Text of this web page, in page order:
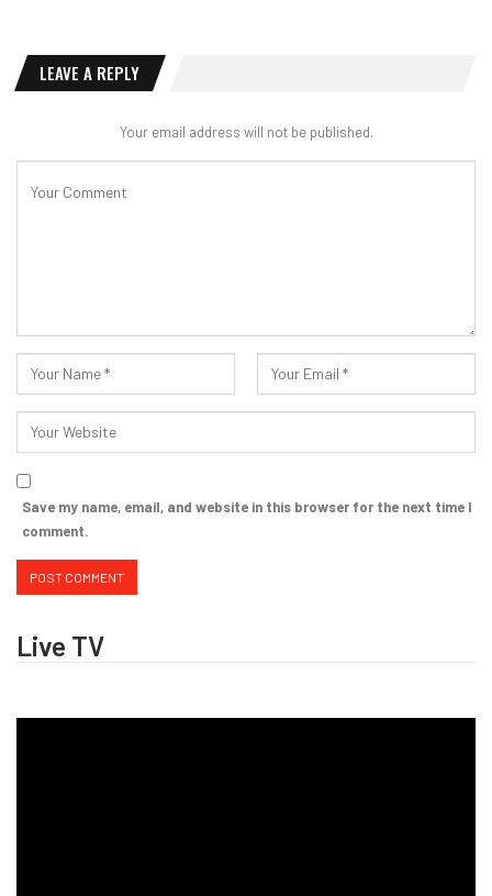
LEAVE A REPLY
Your email address will not be published.
Save my name, email, and website in this browser for the next time I
comment.
Live TV